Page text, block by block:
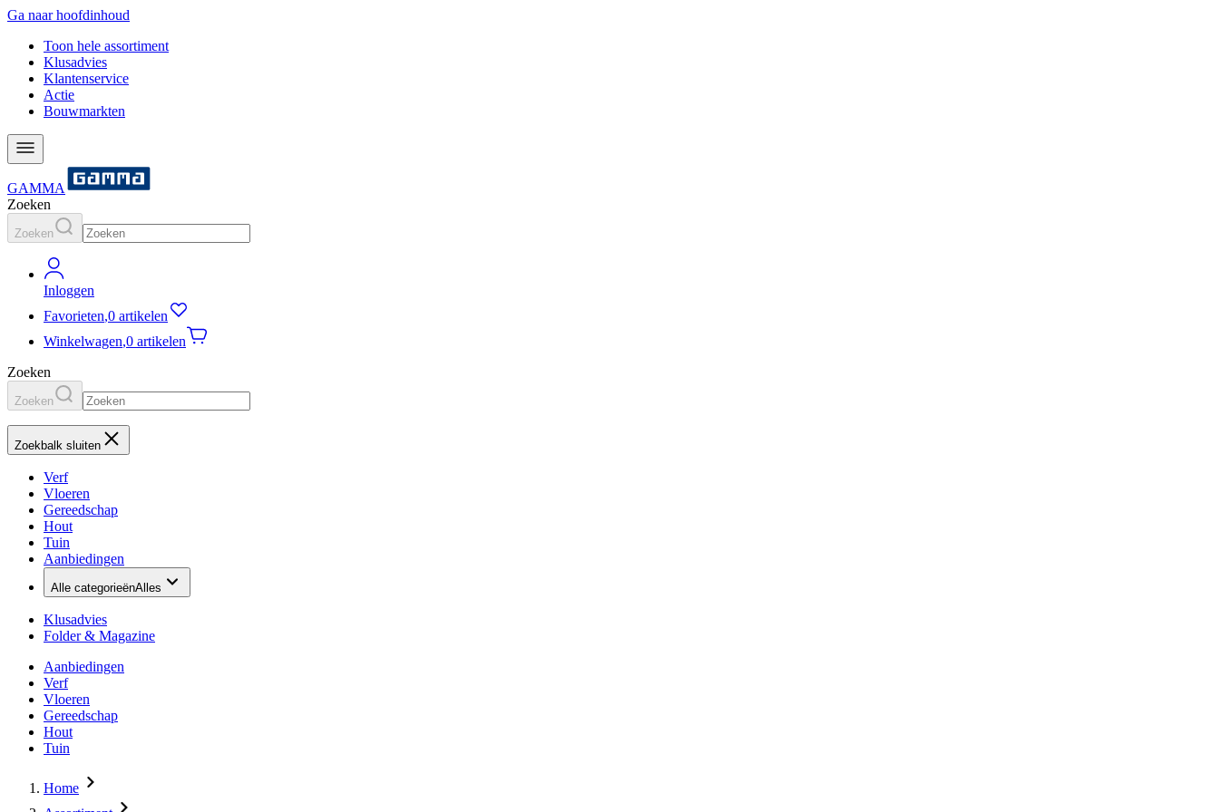
Ga naar hoofdinhoud
Toon hele assortiment
Klusadvies
Klantenservice
Actie
Bouwmarkten
GAMMA
Zoeken
Zoeken
Inloggen
Favorieten,0 artikelen
Winkelwagen,0 artikelen
Zoeken
Zoeken
Zoekbalk sluiten
Verf
Vloeren
Gereedschap
Hout
Tuin
Aanbiedingen
Alle categorieënAlles
Klusadvies
Folder & Magazine
Aanbiedingen
Verf
Vloeren
Gereedschap
Hout
Tuin
Home